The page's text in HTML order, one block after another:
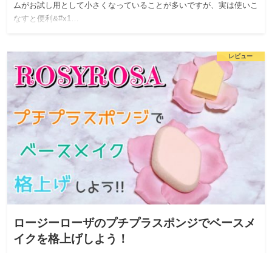
ムがお試し用として小さくなっていることが多いですが、実は使いこ
なすと便利&#x1…
レビュー
ロージーローザのプチプラスポンジでベースメ
イクを格上げしよう！